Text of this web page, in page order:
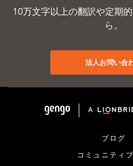
10万文字以上の翻訳や定期
ら。
法人お問い合
ブログ
コミュニティ